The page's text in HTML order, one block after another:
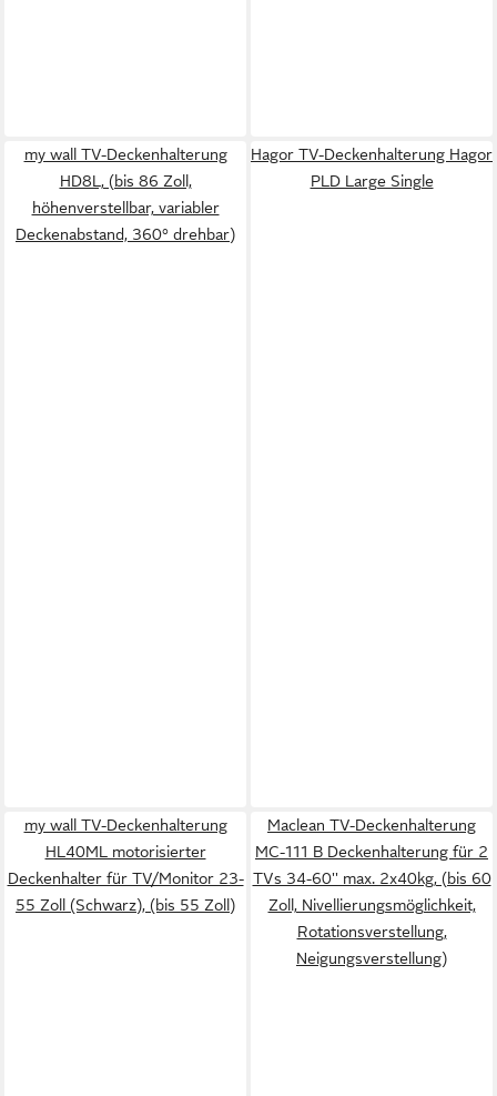
my wall TV-Deckenhalterung
HD8L, (bis 86 Zoll,
höhenverstellbar, variabler
Deckenabstand, 360° drehbar)
Hagor TV-Deckenhalterung Hagor
PLD Large Single
my wall TV-Deckenhalterung
HL40ML motorisierter
Deckenhalter für TV/Monitor 23-
55 Zoll (Schwarz), (bis 55 Zoll)
Maclean TV-Deckenhalterung
MC-111 B Deckenhalterung für 2
TVs 34-60'' max. 2x40kg, (bis 60
Zoll, Nivellierungsmöglichkeit,
Rotationsverstellung,
Neigungsverstellung)